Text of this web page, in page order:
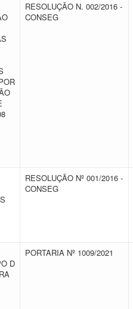
RESOLUÇÃO N. 002/2016 -
CONSEG
RESOLUÇÃO Nº 001/2016 -
CONSEG
D
PORTARIA Nº 1009/2021